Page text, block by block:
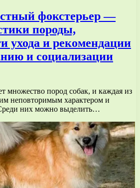
фокстерьер —
породы,
ухода и рекомендации
и социализации
множество пород собак, и каждая из
неповторимым характером и
них можно выделить…